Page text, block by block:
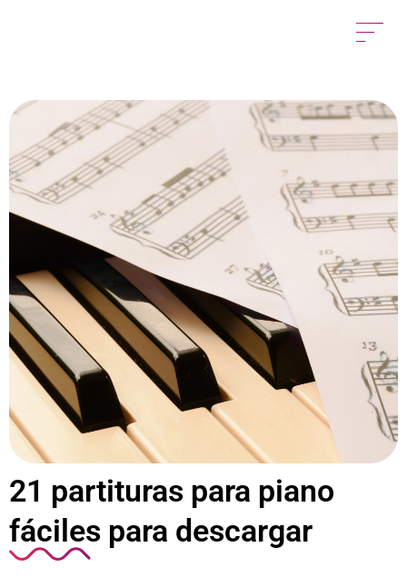
21 partituras para piano
fáciles para descargar